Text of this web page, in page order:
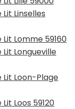
Linselles
Lomme 59160
Longueville
Loon-Plage
Loos 59120